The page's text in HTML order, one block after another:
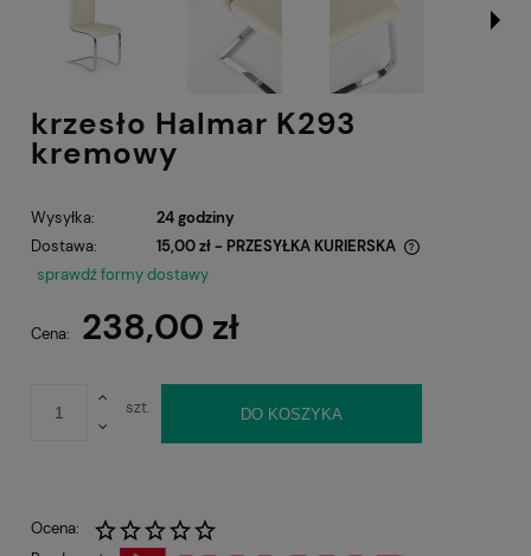
krzesło Halmar K293
kremowy
Wysyłka:
24 godziny
Dostawa:
15,00 zł - PRZESYŁKA KURIERSKA
Cena nie zawiera ewentualnych kosztów płatności
sprawdź formy dostawy
Cena: 238,00 zł
szt. DO KOSZYKA
Ocena: